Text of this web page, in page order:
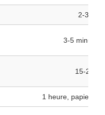
2-3
3-5 minutes,
15-20
1 heure, papier de